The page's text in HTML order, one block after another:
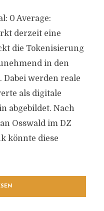
0 Average:
derzeit eine
die Tokenisierung
in den
Dabei werden reale
als digitale
abgebildet. Nach
Osswald im DZ
könnte diese